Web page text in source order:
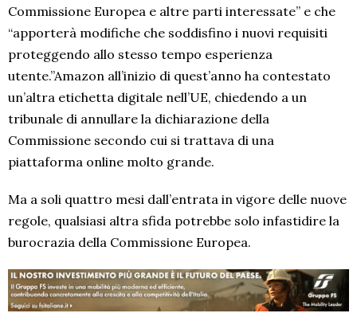
Commissione Europea e altre parti interessate” e che
“apporterà modifiche che soddisfino i nuovi requisiti
proteggendo allo stesso tempo esperienza
utente.”Amazon all’inizio di quest’anno ha contestato
un’altra etichetta digitale nell’UE, chiedendo a un
tribunale di annullare la dichiarazione della
Commissione secondo cui si trattava di una
piattaforma online molto grande.
Ma a soli quattro mesi dall’entrata in vigore delle nuove
regole, qualsiasi altra sfida potrebbe solo infastidire la
burocrazia della Commissione Europea.